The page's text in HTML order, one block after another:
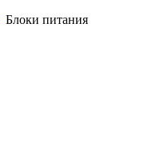
Блоки питания